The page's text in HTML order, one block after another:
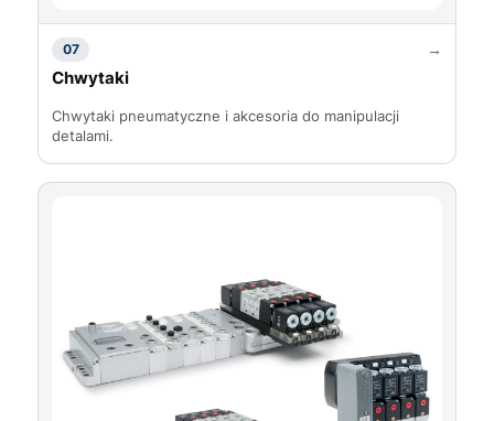
07 →
Chwytaki
Chwytaki pneumatyczne i akcesoria do manipulacji
detalami.